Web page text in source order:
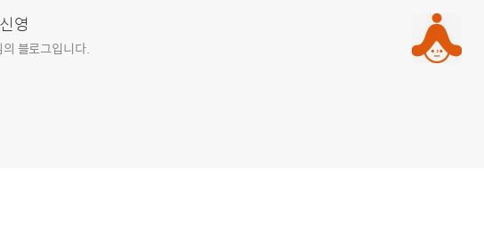
영
블로그입니다.